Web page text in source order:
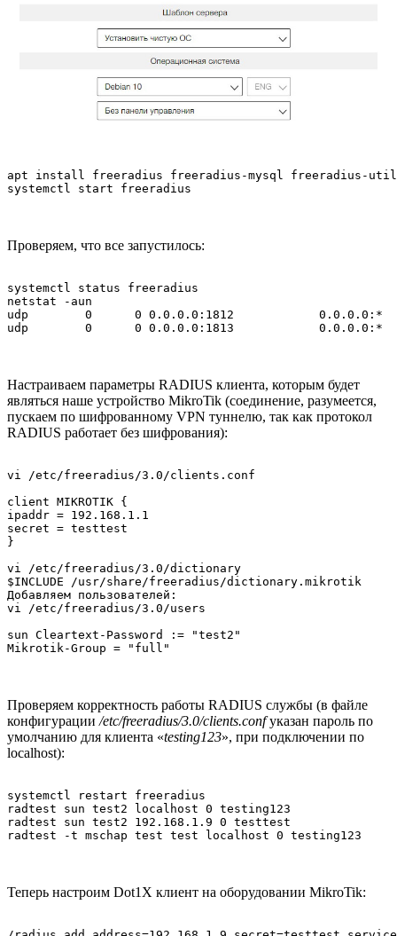
apt install freeradius freeradius-mysql freeradius-
systemctl start freeradius
Проверяем, что все запустилось:
systemctl status freeradius
netstat -aun
udp        0      0 0.0.0.0:1812            0.0.0.0:*
udp        0      0 0.0.0.0:1813            0.0.0.0:*
Настраиваем параметры RADIUS клиента, которым будет
являться наше устройство MikroTik (соединение, разумеется,
пускаем по шифрованному VPN туннелю, так как протокол
RADIUS работает без шифрования):
vi /etc/freeradius/3.0/clients.conf
client MIKROTIK {
ipaddr = 192.168.1.1
secret = testtest
}
vi /etc/freeradius/3.0/dictionary
$INCLUDE /usr/share/freeradius/dictionary.mikrotik
Добавляем пользователей:
vi /etc/freeradius/3.0/users
sun Cleartext-Password := "test2"
Mikrotik-Group = "full"
Проверяем корректность работы RADIUS службы (в файле
конфигурации /etc/freeradius/3.0/clients.confуказан пароль по
умолчанию для клиента «testing123», при подключении по
localhost):
systemctl restart freeradius
radtest sun test2 localhost 0 testing123
radtest sun test2 192.168.1.9 0 testtest
radtest -t mschap test test localhost 0 testing123
Теперь настроим Dot1X клиент на оборудовании MikroTik: